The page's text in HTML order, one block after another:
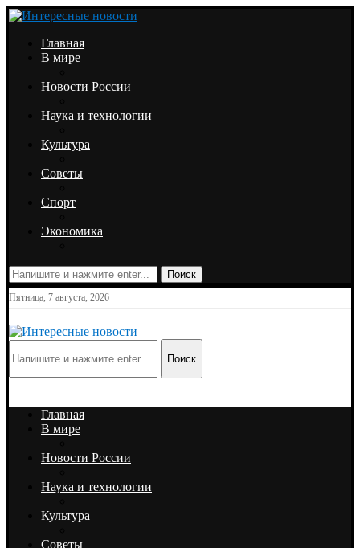
Главная
В мире
Новости России
Наука и технологии
Культура
Советы
Спорт
Экономика
Поиск
Пятница, 7 августа, 2026
Поиск
Главная
В мире
Новости России
Наука и технологии
Культура
Советы